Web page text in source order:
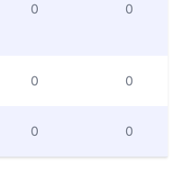
0 0
0 0
0 0